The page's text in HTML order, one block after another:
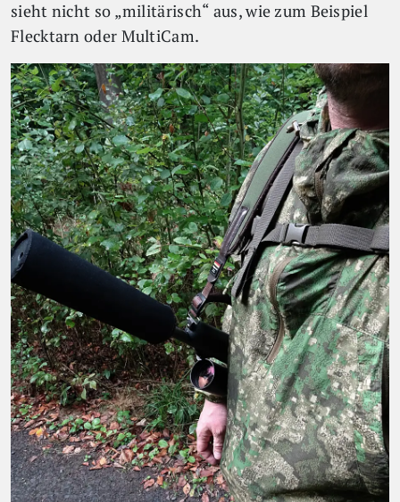
sieht nicht so „militärisch“ aus, wie zum Beispiel
Flecktarn oder MultiCam.